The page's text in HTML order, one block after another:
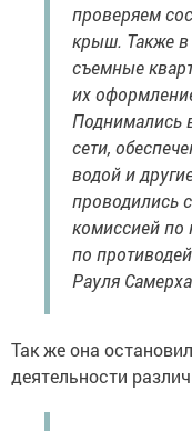
проверяем
крыш. Также в
съемные
их
Поднимались
сети,
водой и
проводились
комиссией по
по
Рауля
Так же она
деятельности